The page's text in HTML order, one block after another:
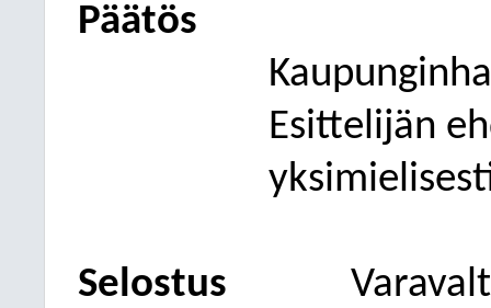
Päätös
Esittelijän
Selostus